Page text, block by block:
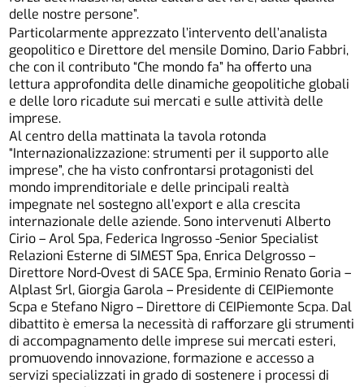
delle nostre persone”.
Particolarmente apprezzato l’intervento dell’analista
geopolitico e Direttore del mensile Domino, Dario Fabbri,
che con il contributo “Che mondo fa” ha offerto una
lettura approfondita delle dinamiche geopolitiche globali
e delle loro ricadute sui mercati e sulle attività delle
imprese.
Al centro della mattinata la tavola rotonda
“Internazionalizzazione: strumenti per il supporto alle
imprese”, che ha visto confrontarsi protagonisti del
mondo imprenditoriale e delle principali realtà
impegnate nel sostegno all’export e alla crescita
internazionale delle aziende. Sono intervenuti Alberto
Cirio – Arol Spa, Federica Ingrosso -Senior Specialist
Relazioni Esterne di SIMEST Spa, Enrica Delgrosso –
Direttore Nord-Ovest di SACE Spa, Erminio Renato Goria –
Alplast Srl, Giorgia Garola – Presidente di CEIPiemonte
Scpa e Stefano Nigro – Direttore di CEIPiemonte Scpa. Dal
dibattito è emersa la necessità di rafforzare gli strumenti
di accompagnamento delle imprese sui mercati esteri,
promuovendo innovazione, formazione e accesso a
servizi specializzati in grado di sostenere i processi di